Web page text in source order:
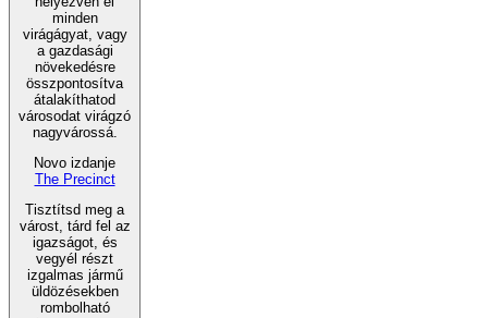
minden
virágágyat, vagy
a gazdasági
növekedésre
összpontosítva
átalakíthatod
városodat virágzó
nagyvárossá.
Novo izdanje
The Precinct
Tisztítsd meg a
várost, tárd fel az
igazságot, és
vegyél részt
izgalmas jármű
üldözésekben
rombolható